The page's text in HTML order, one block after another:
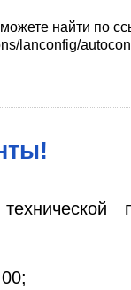
найти по
lanconfig/